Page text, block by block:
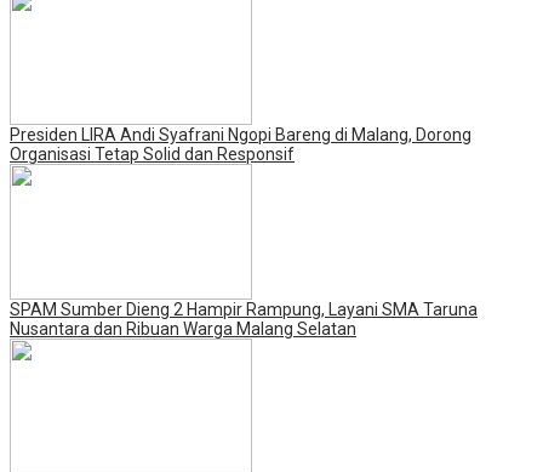
Presiden LIRA Andi Syafrani Ngopi Bareng di Malang, Dorong
Organisasi Tetap Solid dan Responsif
SPAM Sumber Dieng 2 Hampir Rampung, Layani SMA Taruna
Nusantara dan Ribuan Warga Malang Selatan